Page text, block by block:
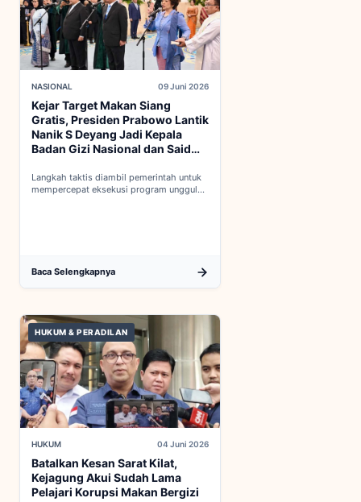
NASIONAL 09 Juni 2026
Kejar Target Makan Siang
Gratis, Presiden Prabowo Lantik
Nanik S Deyang Jadi Kepala
Badan Gizi Nasional dan Said
Langkah taktis diambil pemerintah untuk
mempercepat eksekusi program unggulan
Baca Selengkapnya
HUKUM & PERADILAN
HUKUM 04 Juni 2026
Batalkan Kesan Sarat Kilat,
Kejagung Akui Sudah Lama
Pelajari Korupsi Makan Bergizi